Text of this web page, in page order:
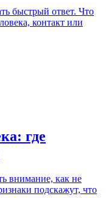
быстрый ответ. Что
контакт или
где
внимание, как не
подскажут, что